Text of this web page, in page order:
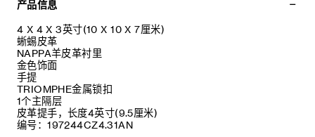
产品信息
4 X 4 X 3英寸(10 X 10 X 7厘米)
蜥蜴皮革
NAPPA羊皮革衬里
金色饰面
手提
TRIOMPHE金属锁扣
1个主隔层
皮革提手，长度4英寸(9.5厘米)
编号：197244CZ4.31AN